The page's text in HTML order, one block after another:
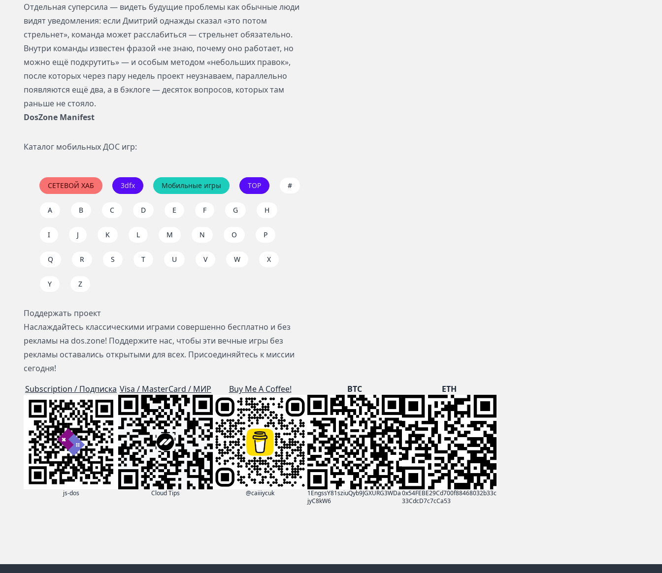
Отдельная суперсила — видеть будущие проблемы как обычные люди
видят уведомления: если Дмитрий однажды сказал «это потом
стрельнет», команда может расслабиться — стрельнет обязательно.
Внутри команды известен фразой «не знаю, почему оно работает, но
можно ещё подкрутить» — и особым методом «небольших правок»,
после которых через пару недель проект неузнаваем, параллельно
появляются ещё два, а в бэклоге — десяток вопросов, которых там
раньше не стояло.
DosZone Manifest
Каталог мобильных ДОС игр:
СЕТЕВОЙ ХАБ 3dfx Мобильные игры TOP #
A B C D E F G H
I J K L M N O P
Q R S T U V W X
Y Z
Поддержать проект
Наслаждайтесь классическими играми совершенно бесплатно и без
рекламы на dos.zone! Поддержите нас, чтобы эти вечные игры без
рекламы оставались открытыми для всех. Присоединяйтесь к миссии
сегодня!
Subscription / Подписка
js-dos
Visa / MasterCard / МИР
Cloud Tips
Buy Me A Coffee!
@caiiiycuk
BTC
1EngssY81sziuQyb9JGXURG3WDa
jyC8kW6
ETH
0x54FEBE29Cd700f88468032b33c
33CdcD7c7cCa53